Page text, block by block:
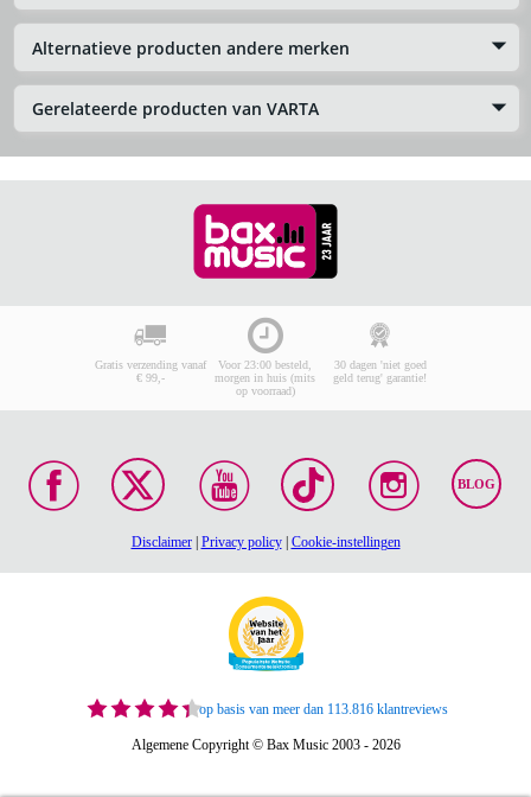
Alternatieve producten andere merken
Gerelateerde producten van VARTA
Gratis verzending vanaf
€ 99,-
Voor 23:00 besteld,
morgen in huis (mits
op voorraad)
30 dagen 'niet goed
geld terug' garantie!
BLOG
Disclaimer| Privacy policy| Cookie-instellingen
op basis van meer dan 113.816 klantreviews
Algemene Copyright © Bax Music 2003 - 2026